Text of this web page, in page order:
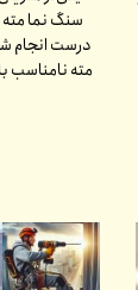
سنگ نما
درست انجام
مته نامناسب